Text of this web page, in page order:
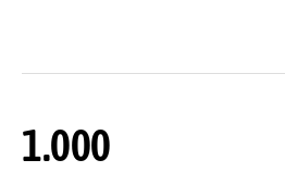
1.000